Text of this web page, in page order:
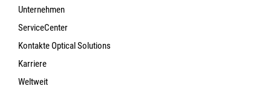
Unternehmen
ServiceCenter
Kontakte Optical Solutions
Karriere
Weltweit